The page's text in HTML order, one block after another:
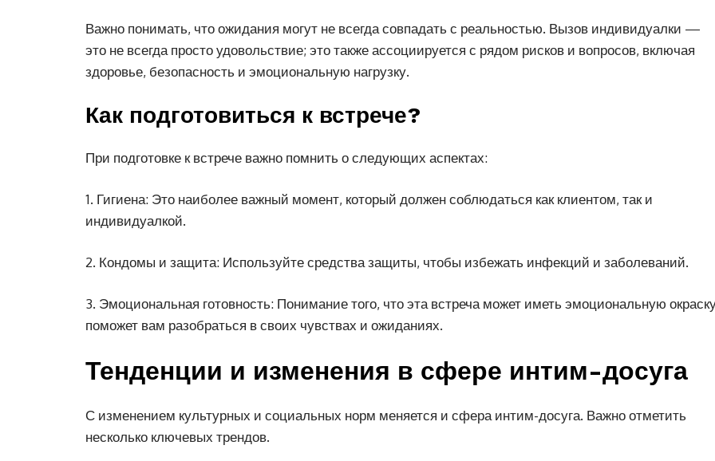
Важно понимать, что ожидания могут не всегда совпадать с реальностью. Вызов индивидуалки —
это не всегда просто удовольствие; это также ассоциируется с рядом рисков и вопросов, включая
здоровье, безопасность и эмоциональную нагрузку.
Как подготовиться к встрече?
При подготовке к встрече важно помнить о следующих аспектах:
1. Гигиена: Это наиболее важный момент, который должен соблюдаться как клиентом, так и
индивидуалкой.
2. Кондомы и защита: Используйте средства защиты, чтобы избежать инфекций и заболеваний.
3. Эмоциональная готовность: Понимание того, что эта встреча может иметь эмоциональную
поможет вам разобраться в своих чувствах и ожиданиях.
Тенденции и изменения в сфере интим-досуга
С изменением культурных и социальных норм меняется и сфера интим-досуга. Важно отметить
несколько ключевых трендов.